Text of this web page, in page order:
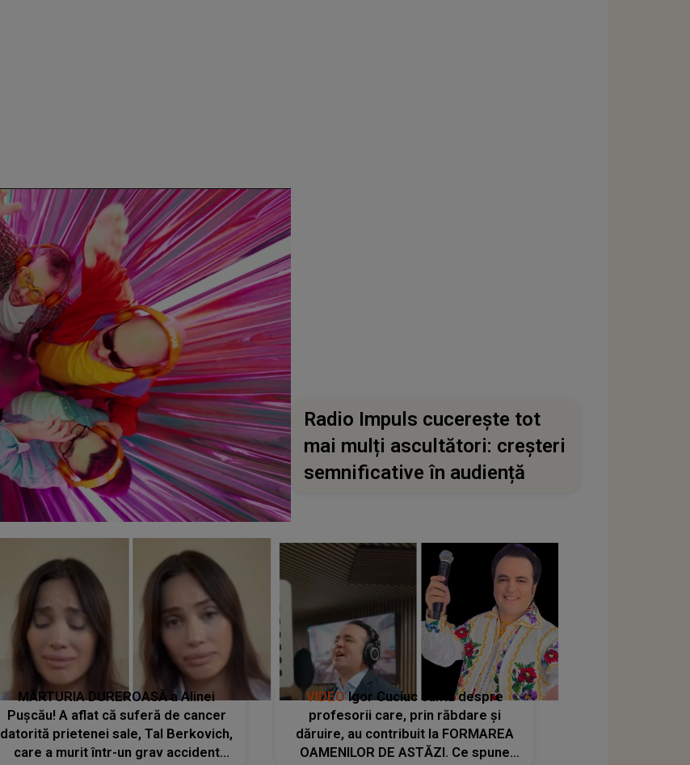
Radio Impuls cucerește tot
mai mulți ascultători: creșteri
semnificative în audiență
MĂRTURIA DUREROASĂ a Alinei
Pușcău! A aflat că suferă de cancer
datorită prietenei sale, Tal Berkovich,
care a murit într-un grav accident
VIDEOIgor Cuciuc cântă despre
profesorii care, prin răbdare și
dăruire, au contribuit la FORMAREA
OAMENILOR DE ASTĂZI. Ce spune